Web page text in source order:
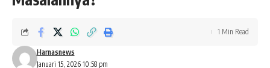
Januari 15, 2026 10:58 pm
Harnasnews
1 Min Read